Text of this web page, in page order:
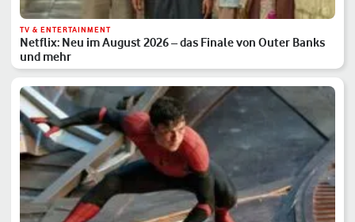
TV & ENTERTAINMENT
Netflix: Neu im August 2026 – das Finale von Outer Banks
und mehr